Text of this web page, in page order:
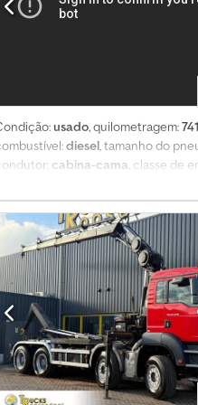
usado, quilometragem:
diesel, tamanho do
cabina-cama, classe de
, = Outras opções e
basculamento - Tomada de força
Eixo dianteiro: Direcional;
Eixo traseiro 2: Pneus
kg Peso bruto total (PBT):
confirmação). Número de